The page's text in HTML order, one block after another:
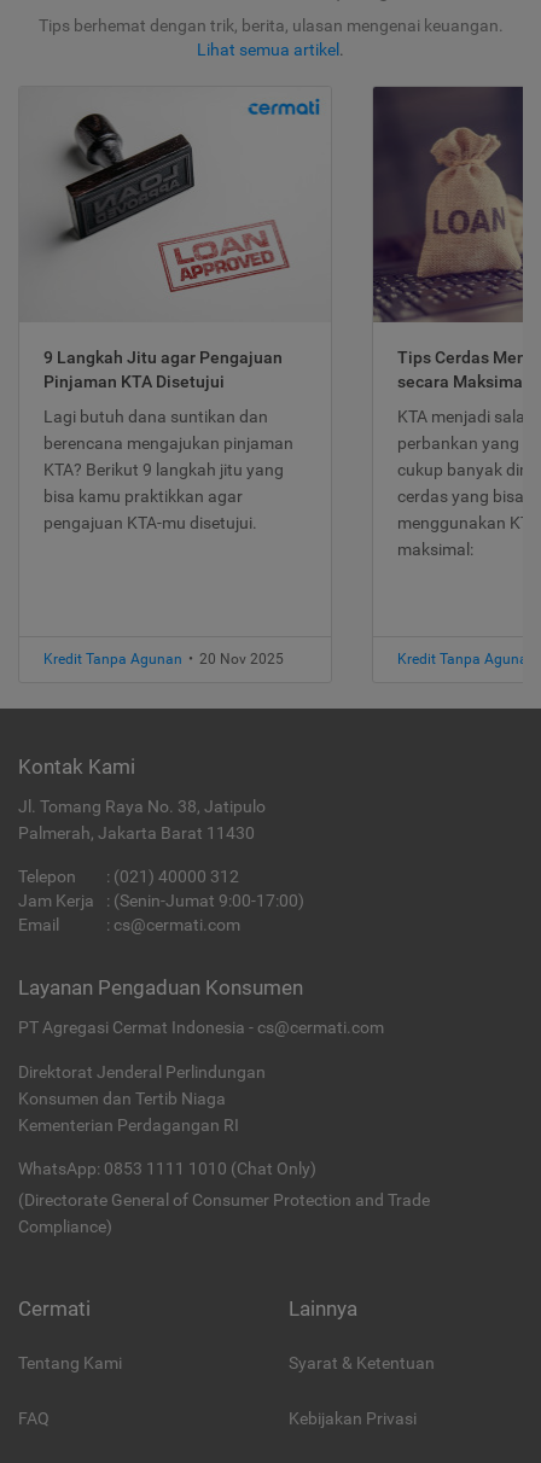
Tips berhemat dengan trik, berita, ulasan mengenai keuangan.
Lihat semua artikel .
9 Langkah Jitu agar Pengajuan
Pinjaman KTA Disetujui
Lagi butuh dana suntikan dan
berencana mengajukan pinjaman
KTA? Berikut 9 langkah jitu yang
bisa kamu praktikkan agar
pengajuan KTA-mu disetujui.
Kredit Tanpa Agunan • 20 Nov 2025
Tips Cerdas
secara Maksimal
KTA menjadi
perbankan yang
cukup banyak
cerdas yang bisa
menggunakan
maksimal:
Kredit Tanpa Agunan
Kontak Kami
Jl. Tomang Raya No. 38, Jatipulo
Palmerah, Jakarta Barat 11430
Telepon : (021) 40000 312
Jam Kerja
: (Senin-Jumat 9:00-17:00)
Email
: cs@cermati.com
Layanan Pengaduan Konsumen
PT Agregasi Cermat Indonesia - cs@cermati.com
Direktorat Jenderal Perlindungan
Konsumen dan Tertib Niaga
Kementerian Perdagangan RI
WhatsApp: 0853 1111 1010 (Chat Only)
(Directorate General of Consumer Protection and Trade
Compliance)
Cermati
Tentang Kami
FAQ
Lainnya
Syarat & Ketentuan
Kebijakan Privasi